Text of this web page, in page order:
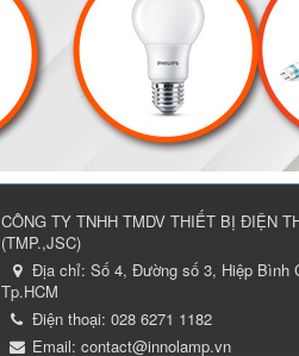
CÔNG TY TNHH TMDV THIẾT BỊ ĐIỆN
(TMP.,JSC)
Địa chỉ: Số 4, Đường số 3, Hiệp Bình
Tp.HCM
Điện thoại: 028 6271 1182
Email: contact@innolamp.vn